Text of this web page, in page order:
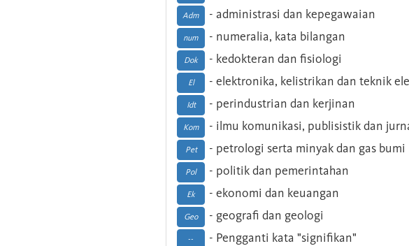
Adm - administrasi dan kepegawaian
num - numeralia, kata bilangan
Dok - kedokteran dan fisiologi
El - elektronika, kelistrikan dan teknik
Idt - perindustrian dan kerjinan
Kom - ilmu komunikasi, publisistik dan
Pet - petrologi serta minyak dan gas bumi
Pol - politik dan pemerintahan
Ek - ekonomi dan keuangan
Geo - geografi dan geologi
-- - Pengganti kata "signifikan"